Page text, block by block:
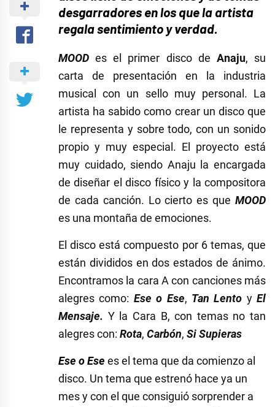
desgarradores en los que la artista
regala sentimiento y verdad.
MOOD es el primer disco de Anaju, su
carta de presentación en la industria
musical con un sello muy personal. La
artista ha sabido como crear un disco que
le representa y sobre todo, con un sonido
propio y muy especial. El proyecto está
muy cuidado, siendo Anaju la encargada
de diseñar el disco físico y la compositora
de cada canción. Lo cierto es que MOOD
es una montaña de emociones.
El disco está compuesto por 6 temas, que
están divididos en dos estados de ánimo.
Encontramos la cara A con canciones más
alegres como: Ese o Ese, Tan Lento yEl
Mensaje. Y la Cara B, con temas no tan
alegres con: Rota, Carbón, Si Supieras
Ese o Ese es el tema que da comienzo al
disco. Un tema que estrenó hace ya un
mes y con el que consiguió sorprender a